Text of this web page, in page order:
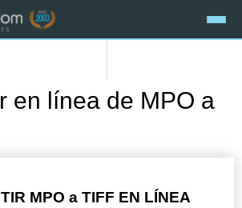
en línea de MPO a
MPO a TIFF EN LÍNEA